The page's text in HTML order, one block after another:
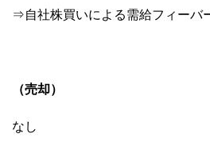
⇒自社株買いによる需給フィーバ
（売却）
なし